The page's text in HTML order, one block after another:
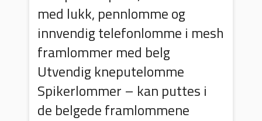
med lukk, pennlomme og
innvendig telefonlomme i mesh
framlommer med belg
Utvendig kneputelomme
Spikerlommer – kan puttes i
de belgede framlommene